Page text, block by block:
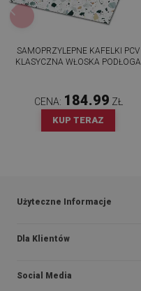
SAMOPRZYLEPNE KAFELKI PCV
KLASYCZNA WŁOSKA PODŁOGA
CENA: 184.99 ZŁ
KUP TERAZ
Użyteczne Informacje
Zwroty i reklamacje
Polityka prywatności i cookies
Dla Klientów
O nas
Social Media